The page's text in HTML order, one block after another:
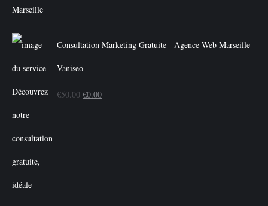
Consultation Marketing Gratuite - Agence Web Marseille
Vaniseo
€50.00 Le
€0.00Le